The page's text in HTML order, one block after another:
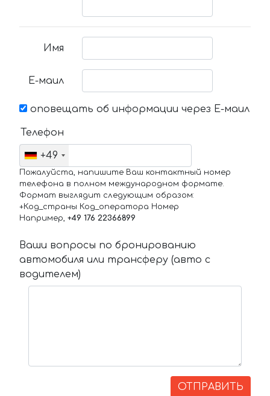
Имя
Е-маил
оповещать об информации через Е-маил
Телефон
+49
Пожалуйста, напишите Ваш контактный номер
телефона в полном международном формате.
Формат выглядит следующим образом:
+Код_страны Код_оператора Номер
Например, +49 176 22366899
Ваши вопросы по бронированию
автомобиля или трансферу (авто с
водителем)
ОТПРАВИТЬ